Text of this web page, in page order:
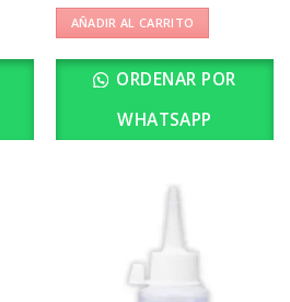
AÑADIR AL CARRITO
ORDENAR POR
WHATSAPP